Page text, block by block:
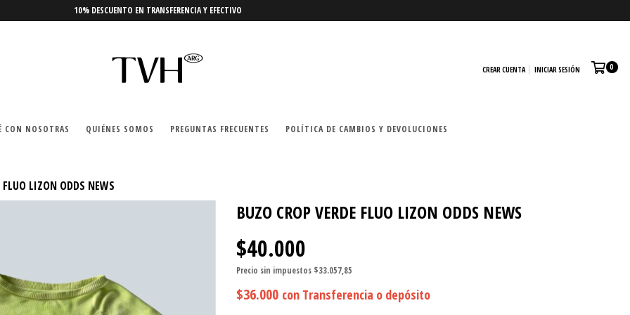
10% DESCUENTO EN TRANSFERENCIA Y EFECTIVO
CREAR CUENTA INICIAR SESIÓN 0
CON NOSOTRAS QUIÉNES SOMOS PREGUNTAS FRECUENTES POLÍTICA DE CAMBIOS Y DEVOLUCIONES
FLUO LIZON ODDS NEWS
BUZO CROP VERDE FLUO LIZON ODDS NEWS
$40.000
Precio sin impuestos $33.057,85
$36.000 con Transferencia o depósito